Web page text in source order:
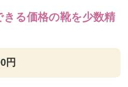
きる価格の靴を少数精
円